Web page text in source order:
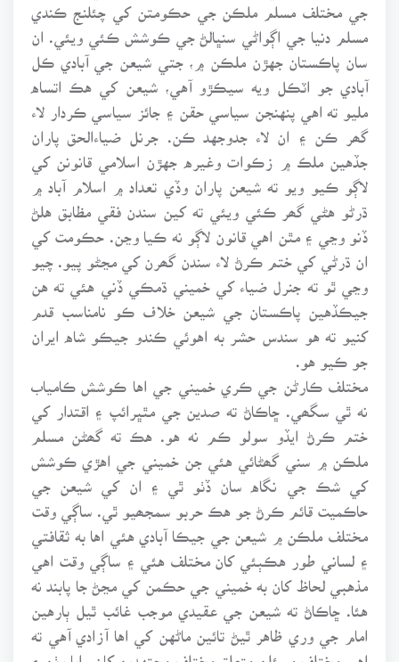
جي مختلف مسلم ملڪن جي حڪومتن کي چئلنج ڪندي
مسلم دنيا جي اڳواڻي سنڀالڻ جي ڪوشش ڪئي ويئي. ان
سان پاڪستان جهڙن ملڪن ۾، جتي شيعن جي آبادي ڪل
آبادي جو اٽڪل ويه سيڪڙو آهي، شيعن کي هڪ اتساه
مليو ته اهي پنهنجن سياسي حقن ۽ جائز سياسي ڪردار لاء
گھر ڪن ۽ ان لاء جدوجهد ڪن. جرنل ضياءالحق پاران
جڏهين ملڪ ۾ زڪوات وغيره جهڙن اسلامي قانونن کي
لاڳو ڪيو ويو ته شيعن پاران وڏي تعداد ۾ اسلام آباد ۾
ڌرڻو هڻي گھر ڪئي ويئي ته کين سندن فقي مظابق هلڻ
ڏنو وڃي ۽ مٿن اهي قانون لاڳو نه ڪيا وڃن. حڪومت کي
ان ڌرڻي کي ختم ڪرڻ لاء سندن گھرن کي مڃڻو پيو. چيو
وڃي ٿو ته جنرل ضياء کي خميني ڌمڪي ڏني هئي ته هن
جيڪڏهين پاڪستان جي شيعن خلاف ڪو نامناسب قدم
کنيو ته هو سندس حشر به اهوئي ڪندو جيڪو شاه ايران
مختلف ڪارڻن جي ڪري خميني جي اها ڪوشش ڪامياب
نه ٿي سگھي. ڇاڪاڻ ته صدين جي مٿڀرائپ ۽ اقتدار کي
ختم ڪرڻ ايڏو سولو ڪم نه هو. هڪ ته گھڻن مسلم
ملڪن ۾ سني گھڻائي هئي جن خميني جي اهڙي ڪوشش
کي شڪ جي نگاه سان ڏٺو ٿي ۽ ان کي شيعن جي
حاڪميت قائم ڪرڻ جو هڪ حربو سمجھيو ٿي. ساڳي وقت
مختلف ملڪن ۾ شيعن جي جيڪا آبادي هئي اها به ثقافتي
۽ لساني طور هڪٻئي کان مختلف هئي ۽ ساڳي وقت اهي
مذهبي لحاظ کان به خميني جي حڪمن کي مڃڻ جا پابند نه
هئا. ڇاڪاڻ ته شيعن جي عقيدي موجب غائب ٿيل ٻارهين
امام جي وري ظاهر ٿيڻ تائين ماڻهن کي اها آزادي آهي ته
اهي مختلف مسئلن متعلق مختلف مجتهدين کان رايا وٺن ۽